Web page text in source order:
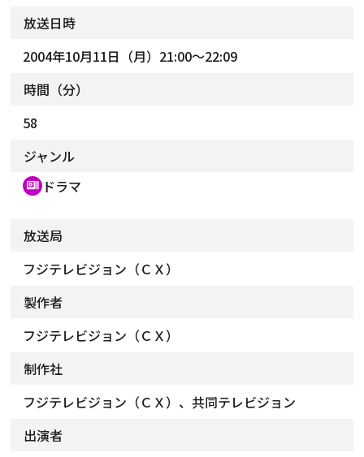
放送日時
2004年10月11日（月）21:00～22:09
時間（分）
58
ジャンル
recent_actors ドラマ
放送局
フジテレビジョン（ＣＸ）
製作者
フジテレビジョン（ＣＸ）
制作社
フジテレビジョン（ＣＸ）、共同テレビジョン
出演者